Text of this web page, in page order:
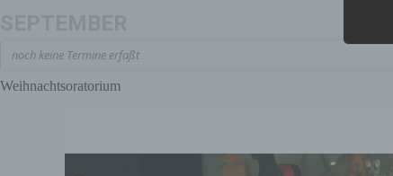
noch keine Termine erfaßt
Weihnachtsoratorium